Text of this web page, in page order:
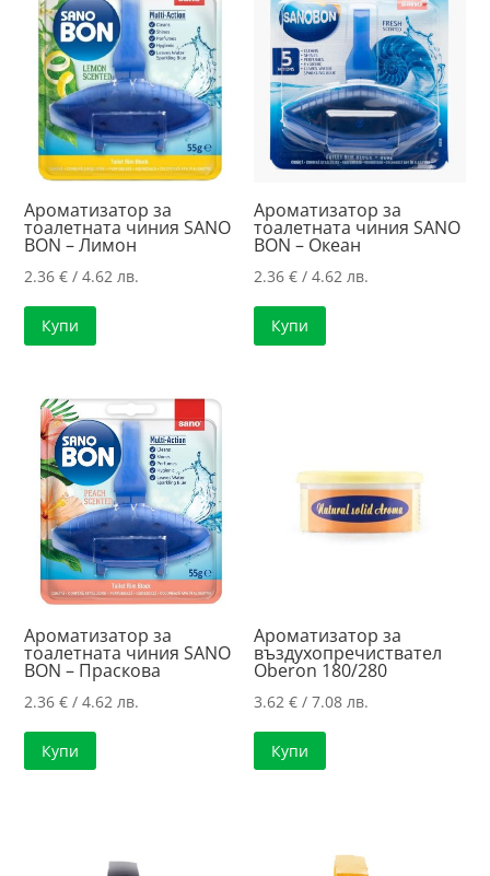
high
Ароматизатор за
тоалетната чиния SANO
BON – Лимон
2.36€ / 4.62 лв.
Купи
Ароматизатор за
тоалетната чиния SANO
BON – Океан
2.36€ / 4.62 лв.
Купи
Ароматизатор за
тоалетната чиния SANO
BON – Праскова
2.36€ / 4.62 лв.
Купи
Ароматизатор за
въздухопречиствател
Oberon 180/280
3.62€ / 7.08 лв.
Купи